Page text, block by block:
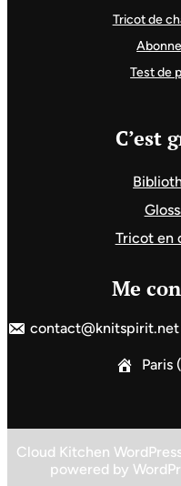
Tricot de
Test de
C’est
Tricot en
Me
contact@knitspirit.net
Paris
Cloud Kitchen
powered by